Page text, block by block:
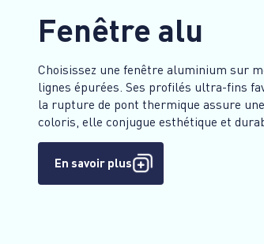
Fenêtre alu
Choisissez une fenêtre aluminium sur
lignes épurées. Ses profilés ultra-fins
la rupture de pont thermique assure
coloris, elle conjugue esthétique et
En savoir plus